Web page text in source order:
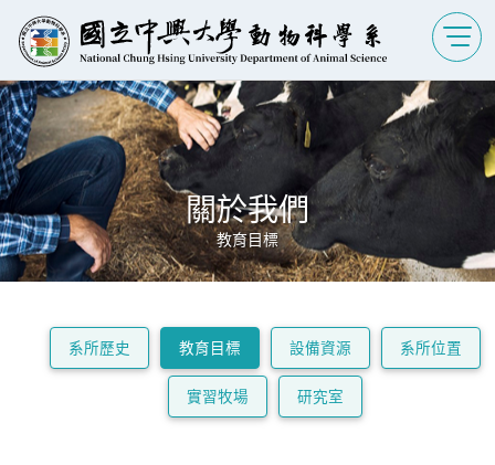
關於我們
教育目標
系所歷史 教育目標 設備資源 系所位置
實習牧場 研究室